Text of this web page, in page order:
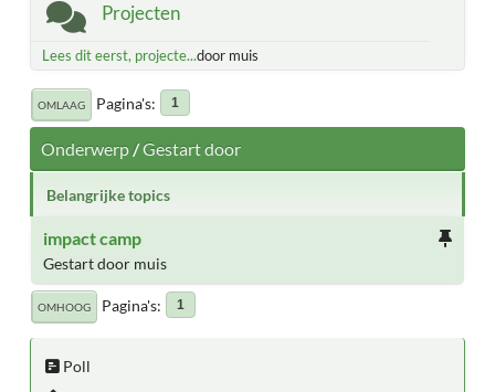
Projecten
Lees dit eerst, projecte...door muis
OMLAAG Pagina's 1
Onderwerp/Gestart door
Belangrijke topics
impact camp
Gestart door muis
OMHOOG Pagina's 1
Poll